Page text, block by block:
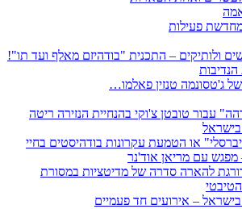
מחדשת פעילות
ולותיקים – התכנית "בודהיזם מאלף ועד תו"!
ג'טסונמה טנזין פאלמו…
עבור טובטן צ'וקי בהנחיית הנזירה ריטה
בישראל
או הטמעת עקרונות בודהיסטים בחיי
מפגש עם מריאן אוד'נר
להארה סדרה של מדיטציות במסורת
– אירועים חד פעמיים